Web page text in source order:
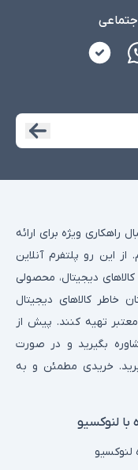
راهکاری ویژه برای ارائه
این رو پلتفرم آنلاین
کالاهای دیجیتال، محصولی
خاطر کالاهای دیجیتال
تهیه کنند. پیش از
بگیرید و در صورت
خریدی مطمئن و به
با لنوکسیو
لنوکسیو